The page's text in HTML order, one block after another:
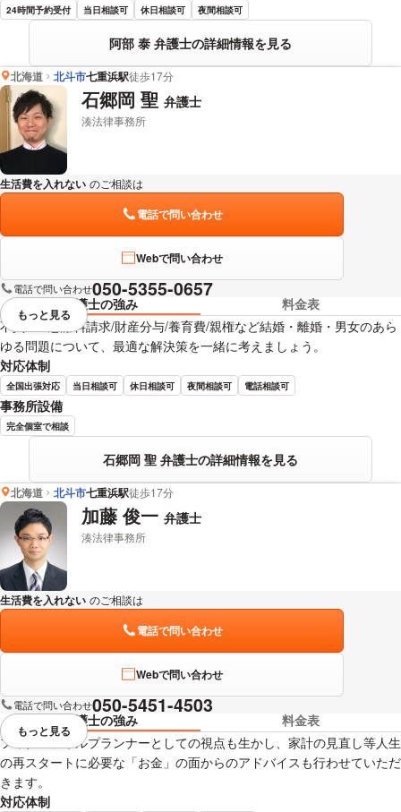
24時間予約受付 当日相談可 休日相談可 夜間相談可
阿部 泰 弁護士の詳細情報を見る
北海道 北斗市七重浜駅徒歩17分
石郷岡 聖 弁護士
湊法律事務所
生活費を入れない のご相談は
電話で問い合わせ
Webで問い合わせ
電話で問い合わせ050-5355-0657
弁護士の強み
料金表
不貞/DV/慰謝料請求/財産分与/養育費/親権など結婚・離婚・男女のあら
ゆる問題について、最適な解決策を一緒に考えましょう。
対応体制
全国出張対応 当日相談可 休日相談可 夜間相談可 電話相談可
事務所設備
完全個室で相談
石郷岡 聖 弁護士の詳細情報を見る
視覚的に省略されている要素を
もっと見る
北海道 北斗市七重浜駅徒歩17分
加藤 俊一 弁護士
湊法律事務所
生活費を入れない のご相談は
電話で問い合わせ
Webで問い合わせ
電話で問い合わせ050-5451-4503
弁護士の強み
料金表
フィナンシャルプランナーとしての視点も生かし、家計の見直し等人生
の再スタートに必要な「お金」の面からのアドバイスも行わせていただ
きます。
対応体制
視覚的に省略されている要素を
もっと見る